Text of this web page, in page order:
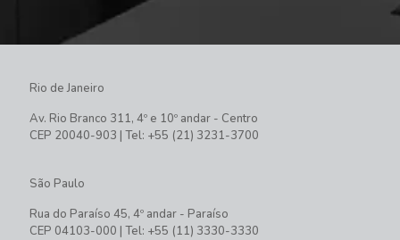
Rio de Janeiro
Av. Rio Branco 311, 4º e 10º andar - Centro
CEP 20040-903 | Tel: +55 (21) 3231-3700
São Paulo
Rua do Paraíso 45, 4º andar - Paraíso
CEP 04103-000 | Tel: +55 (11) 3330-3330